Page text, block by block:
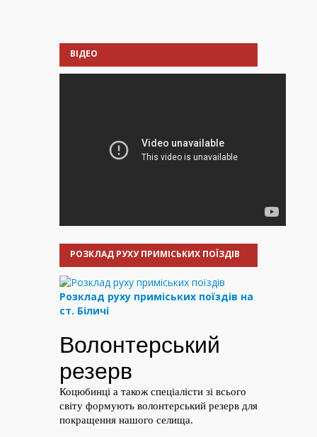
ВІДЕО
РОЗКЛАД РУХУ ПРИМІСЬКИХ ПОЇЗДІВ
Розклад руху приміських поїздів на
ст. Біличі